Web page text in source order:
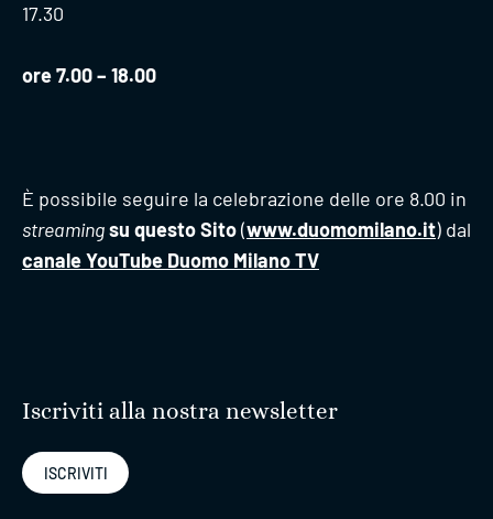
17.30
ore 7.00 – 18.00
È possibile seguire la celebrazione delle ore 8.00 in
streamingsu questo Sito(www.duomomilano.it) dal
canale YouTube Duomo Milano TV
Iscriviti alla nostra newsletter
ISCRIVITI